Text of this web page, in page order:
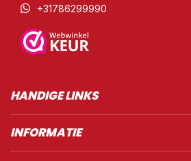
+31786299990
HANDIGE LINKS
INFORMATIE